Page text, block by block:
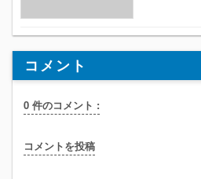
コメント
0 件のコメント :
コメントを投稿